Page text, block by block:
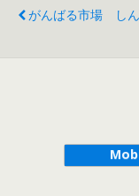
がんばる市場 し